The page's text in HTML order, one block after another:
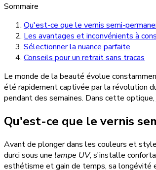
Sommaire
Qu'est-ce que le vernis semi-
Les avantages et inconvénients à
Sélectionner la nuance parfaite
Conseils pour un retrait sans tracas
Le monde de la beauté évolue
été rapidement captivée par la révolution
pendant des semaines. Dans cette
Qu'est-ce que le vernis
Avant de plonger dans les couleurs et
durci sous une lampe UV, s'installe
esthétisme et gain de temps, sa longévité